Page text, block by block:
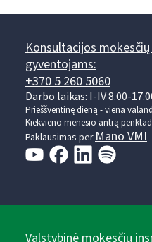
Konsultacijos
gyventojams:
+370 5 260 5060
Darbo laikas: I-IV 8.00-
Prieššventinę dieną - viena
Kiekvieno mėnesio antrą
Paklausimas perMano VMI
Valstybinė mokesčių